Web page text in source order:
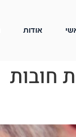
אודות
חובות